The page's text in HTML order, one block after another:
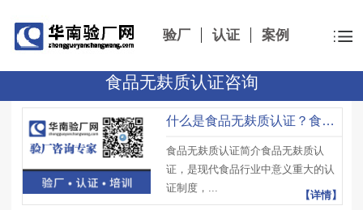
验厂 认证 案例
食品无麸质认证咨询
什么是食品无麸质认证？食品无麸质认证书面声明需要包含哪些内容？
食品无麸质认证简介食品无麸质认
证，是现代食品行业中意义重大的认
证制度，...
【详情】